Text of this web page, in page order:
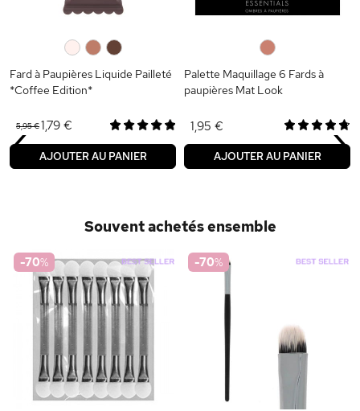
Fard à Paupières Liquide Pailleté
*Coffee Edition*
5,95 €1,79 €
AJOUTER AU PANIER
Palette Maquillage 6 Fards à
paupières Mat Look
1,95 €
AJOUTER AU PANIER
‹ ›
Souvent achetés ensemble
-70% -70%